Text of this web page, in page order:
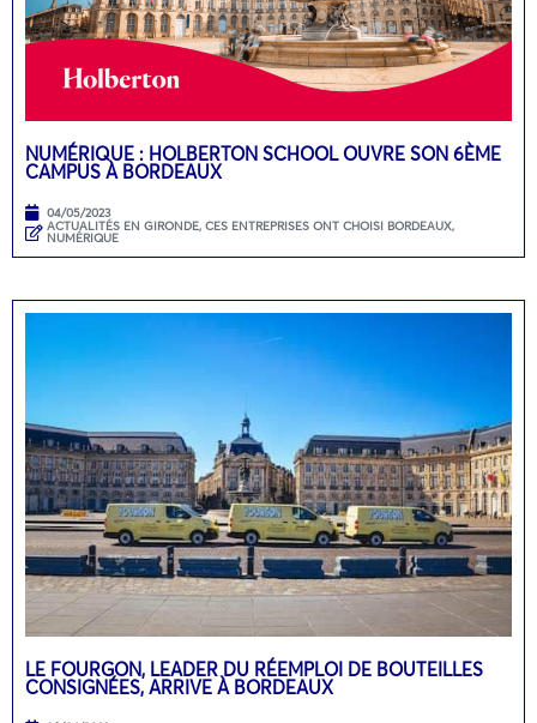
NUMÉRIQUE : HOLBERTON SCHOOL OUVRE SON 6ÈME
CAMPUS À BORDEAUX
04/05/2023
ACTUALITÉS EN GIRONDE, CES ENTREPRISES ONT CHOISI BORDEAUX,
NUMÉRIQUE
LE FOURGON, LEADER DU RÉEMPLOI DE BOUTEILLES
CONSIGNÉES, ARRIVE À BORDEAUX